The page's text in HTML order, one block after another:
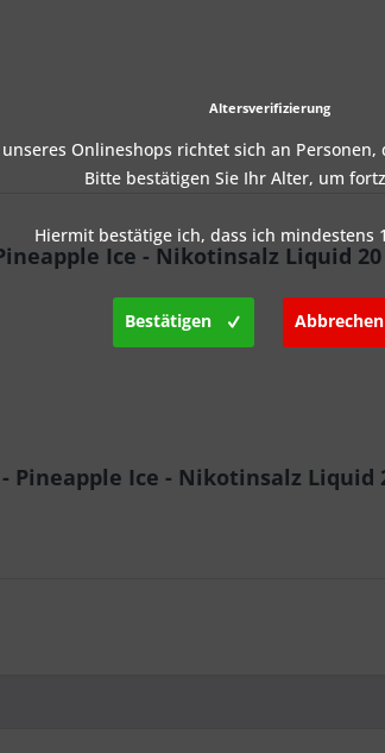
Ice - Nikotinsalz Liquid
Pineapple Ice - Nikotinsalz Liquid
Altersverifizierung
Onlineshops richtet sich an
Bitte bestätigen Sie Ihr Alter, um
Hiermit bestätige ich, dass ich mindestens
Bestätigen Abbrechen